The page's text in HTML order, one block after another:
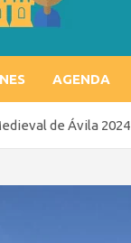
AGENDA
de Ávila 2024